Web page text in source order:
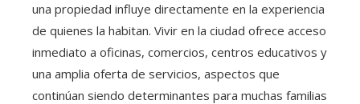
una propiedad influye directamente en la experiencia
de quienes la habitan. Vivir en la ciudad ofrece acceso
inmediato a oficinas, comercios, centros educativos y
una amplia oferta de servicios, aspectos que
continúan siendo determinantes para muchas familias